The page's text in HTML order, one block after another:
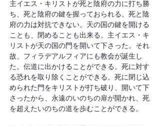
主イエス・キリストが死と陰府の力に打ち勝
ち、死と陰府の鍵を握っておられる。死と陰
府の力は対抗できない。天の国の鍵を開ける
ことも、閉めることも出来る。主イエス・キ
リストが天の国の門を開いて下さった。それ
故、フィラデアルフィアにも教会が誕生し
た。伝道に出かけることができる。死に対す
る恐れを取り除くことができる。死に閉じ込
められた門をキリストが打ち破り、開いて下
さったから、永遠のいのちの扉が開かれ、死
を超えたいのちの道を歩むことができる。